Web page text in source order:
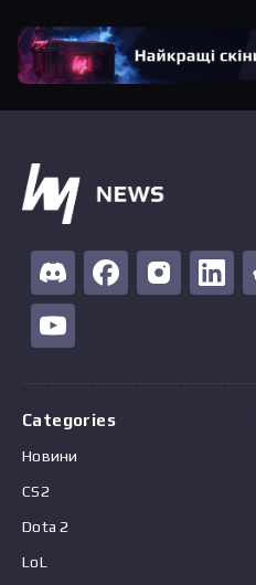
Categories
Новини
CS2
Dota 2
LoL